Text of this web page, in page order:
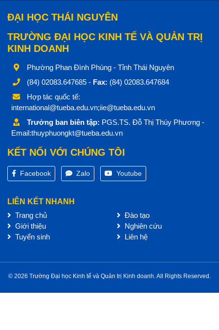
ĐẠI HỌC THÁI NGUYÊN
TRƯỜNG ĐẠI HỌC KINH TẾ VÀ QUẢN TRỊ
KINH DOANH
Phường Phan Đình Phùng - Tỉnh Thái Nguyên
(84) 02083.647685 - Fax: (84) 02083.647684
Hợp tác quốc tế:
international@tueba.edu.vn;iie@tueba.edu.vn
Trưởng ban biên tập: PGS.TS. Đỗ Thị Thúy Phương -
Email:thuyphuongkt@tueba.edu.vn
KẾT NỐI VỚI CHÚNG TÔI
Facebook Zalo Youtube
LIÊN KẾT NHANH
Trang chủ
Giới thiệu
Tuyển sinh
Đào tạo
Nghiên cứu
Liên hệ
© 2026 Trường Đại học Kinh tế và Quản trị Kinh doanh. All Rights Reserved.